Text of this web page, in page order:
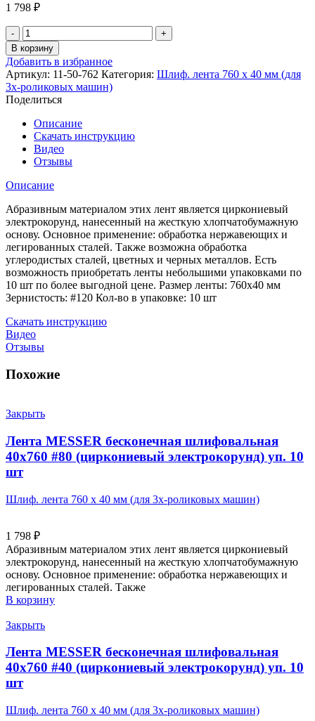
1 798 ₽
Количество
товара
Лента
MESSER
бесконечная
шлифовальная
40х760
#120
(циркониевый
электрокорунд)
уп.
шт
В корзину
Добавить в избранное
Артикул: 11-50-762 Категория: Шлиф. лента 760 х 40 мм (для
3х-роликовых машин)
Поделиться
Описание
Скачать инструкцию
Видео
Отзывы
Описание
Абразивным материалом этих лент является циркониевый
электрокорунд, нанесенный на жесткую хлопчатобумажную
основу. Основное применение: обработка нержавеющих и
легированных сталей. Также возможна обработка
углеродистых сталей, цветных и черных металлов. Есть
возможность приобретать ленты небольшими упаковками по
10 шт по более выгодной цене. Размер ленты: 760х40 мм
Зернистость: #120 Кол-во в упаковке: 10 шт
Скачать инструкцию
Видео
Отзывы
Похожие
Закрыть
Лента MESSER бесконечная шлифовальная
40х760 #80 (циркониевый электрокорунд) уп. 10
шт
Шлиф. лента 760 х 40 мм (для 3х-роликовых машин)
1 798 ₽
Абразивным материалом этих лент является циркониевый
электрокорунд, нанесенный на жесткую хлопчатобумажную
основу. Основное применение: обработка нержавеющих и
легированных сталей. Также
В корзину
Закрыть
Лента MESSER бесконечная шлифовальная
40х760 #40 (циркониевый электрокорунд) уп. 10
шт
Шлиф. лента 760 х 40 мм (для 3х-роликовых машин)